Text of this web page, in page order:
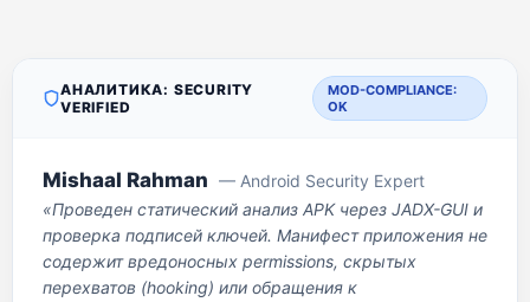
АНАЛИТИКА: SECURITY
VERIFIED
MOD-COMPLIANCE:
OK
Mishaal Rahman — Android Security Expert
«Проведен статический анализ APK через JADX-GUI и
проверка подписей ключей. Манифест приложения не
содержит вредоносных permissions, скрытых
перехватов (hooking) или обращения к